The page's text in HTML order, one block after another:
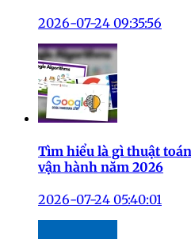
2026-07-24 09:35:56
Tìm hiểu là gì thuật
vận hành năm 2026
2026-07-24 05:40:01